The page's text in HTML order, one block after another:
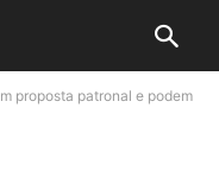
proposta patronal e podem